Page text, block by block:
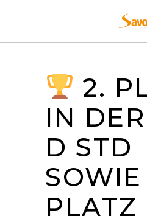
2.
IN
D STD
SOWIE
PLATZ